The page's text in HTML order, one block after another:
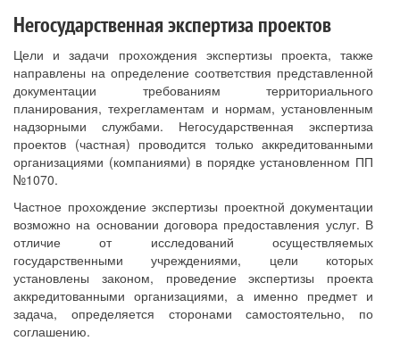
Негосударственная экспертиза проектов
Цели и задачи прохождения экспертизы проекта, также
направлены на определение соответствия представленной
документации требованиям территориального
планирования, техрегламентам и нормам, установленным
надзорными службами. Негосударственная экспертиза
проектов (частная) проводится только аккредитованными
организациями (компаниями) в порядке установленном ПП
№1070.
Частное прохождение экспертизы проектной документации
возможно на основании договора предоставления услуг. В
отличие от исследований осуществляемых
государственными учреждениями, цели которых
установлены законом, проведение экспертизы проекта
аккредитованными организациями, а именно предмет и
задача, определяется сторонами самостоятельно, по
соглашению.